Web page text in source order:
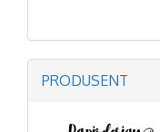
PRODUSENT